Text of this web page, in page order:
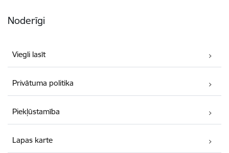
Noderīgi
Viegli lasīt
Privātuma politika
Piekļūstamība
Lapas karte